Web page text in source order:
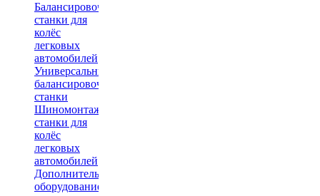
Балансировочные
станки для
колёс
легковых
автомобилей
Универсальные
балансировочные
станки
Шиномонтажные
станки для
колёс
легковых
автомобилей
Дополнительное
оборудование